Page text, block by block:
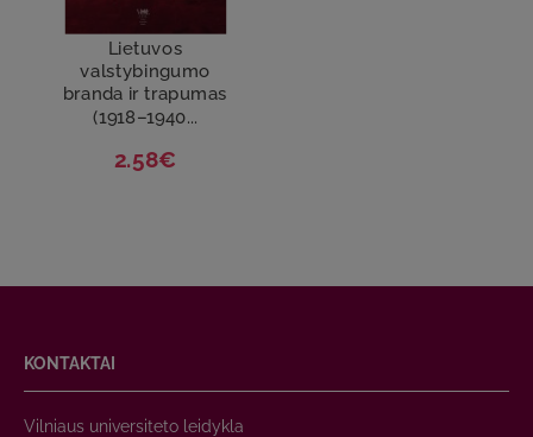
Lietuvos
valstybingumo
branda ir trapumas
(1918–1940...
2.58€
KONTAKTAI
Vilniaus universiteto leidykla